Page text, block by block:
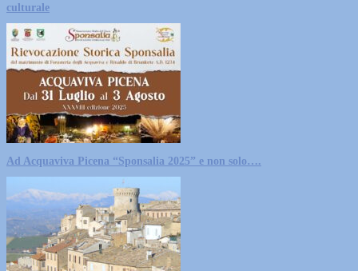
culturale
Ad Acquaviva Picena “Sponsalia 2025” e non solo….